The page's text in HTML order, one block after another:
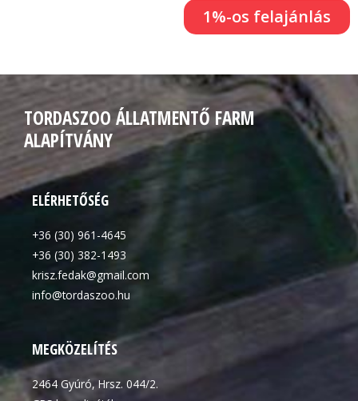
1%-os felajánlás
TORDASZOO ÁLLATMENTŐ FARM
ALAPÍTVÁNY
ELÉRHETŐSÉG
+36 (30) 961-4645
+36 (30) 382-1493
krisz.fedak@gmail.com
info@tordaszoo.hu
MEGKÖZELÍTÉS
2464 Gyúró, Hrsz. 044/2.